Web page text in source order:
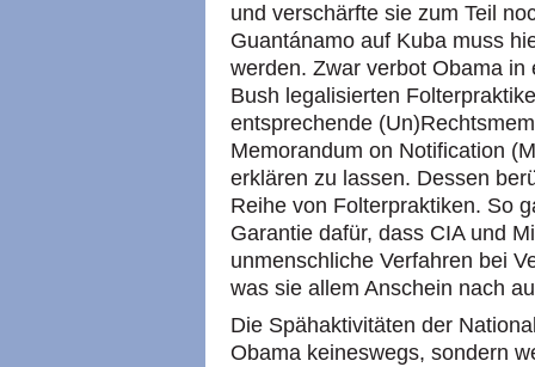
und verschärfte sie zum Teil
Guantánamo auf Kuba muss
werden. Zwar verbot Obama
Bush legalisierten
entsprechende
Memorandum on Notification
erklären zu lassen. Dessen
Reihe von Folterpraktiken. So
Garantie dafür, dass CIA und
unmenschliche Verfahren bei
was sie allem Anschein nach
Die Spähaktivitäten der
Obama keineswegs, sondern